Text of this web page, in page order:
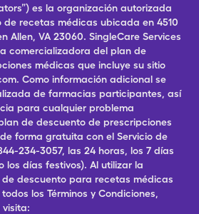
es la organización autorizada
recetas médicas ubicada en 4510
Allen, VA 23060. SingleCare Services
la comercializadora del plan de
médicas que incluye su sitio
Como información adicional se
de farmacias participantes, así
para cualquier problema
de descuento de prescripciones
forma gratuita con el Servicio de
234-3057, las 24 horas, los 7 días
los días festivos). Al utilizar la
descuento para recetas médicas
los Términos y Condiciones,